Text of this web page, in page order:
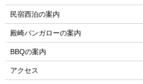
民宿西泊の案内
殿崎バンガローの案内
BBQの案内
アクセス